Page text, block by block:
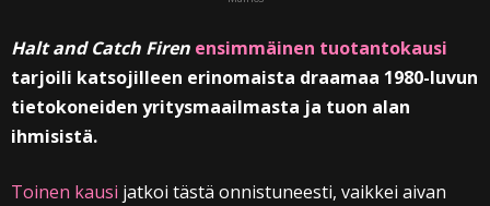
Halt and Catch Firen ensimmäinen tuotantokausi
tarjoili katsojilleen erinomaista draamaa 1980-luvun
tietokoneiden yritysmaailmasta ja tuon alan
ihmisistä.
Toinen kausi jatkoi tästä onnistuneesti, vaikkei aivan